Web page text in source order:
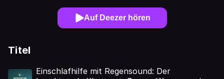
Auf Deezer hören
Titel
Einschlafhilfe mit Regensound: Der